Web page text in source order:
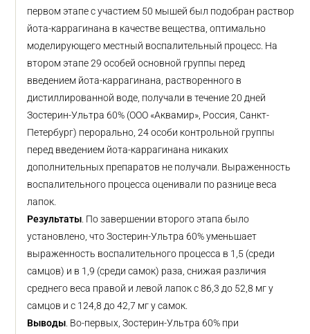
первом этапе с участием 50 мышей был подобран раствор
йота-каррагинана в качестве вещества, оптимально
моделирующего местный воспалительный процесс. На
втором этапе 29 особей основной группы перед
введением йота-каррагинана, растворенного в
дистиллированной воде, получали в течение 20 дней
Зостерин-Ультра 60% (ООО «Аквамир», Россия, Санкт-
Петербург) перорально, 24 особи контрольной группы
перед введением йота-каррагинана никаких
дополнительных препаратов не получали. Выраженность
воспалительного процесса оценивали по разнице веса
лапок.
Результаты . По завершении второго этапа было
установлено, что Зостерин-Ультра 60% уменьшает
выраженность воспалительного процесса в 1,5 (среди
самцов) и в 1,9 (среди самок) раза, снижая различия
среднего веса правой и левой лапок с 86,3 до 52,8 мг у
самцов и с 124,8 до 42,7 мг у самок.
Выводы . Во-первых, Зостерин-Ультра 60% при